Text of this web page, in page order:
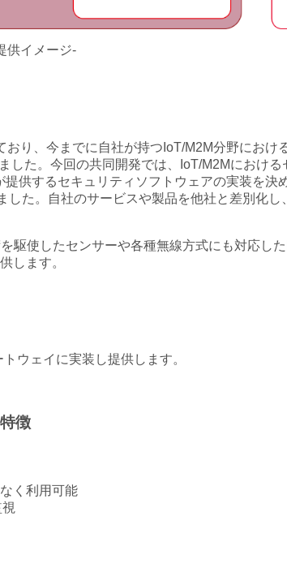
供イメージ-
り、今までに自社が持つIoT/M2M分野におけ
た。今回の共同開発では、IoT/M2Mにおける
供するセキュリティソフトウェアの実装を決
た。自社のサービスや製品を他社と差別化し
駆使したセンサーや各種無線方式にも対応し
します。
ウェイに実装し提供します。
徴
く利用可能